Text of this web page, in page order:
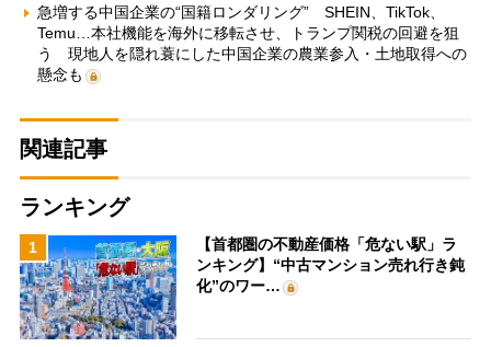
急増する中国企業の“国籍ロンダリング” SHEIN、TikTok、
Temu…本社機能を海外に移転させ、トランプ関税の回避を狙
う 現地人を隠れ蓑にした中国企業の農業参入・土地取得への
懸念も
関連記事
ランキング
1
【首都圏の不動産価格「危ない駅」ラ
ンキング】“中古マンション売れ行き鈍
化”のワー…